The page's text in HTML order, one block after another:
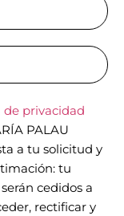
de privacidad
PALAU
a tu solicitud y
tu
cedidos a
rectificar y